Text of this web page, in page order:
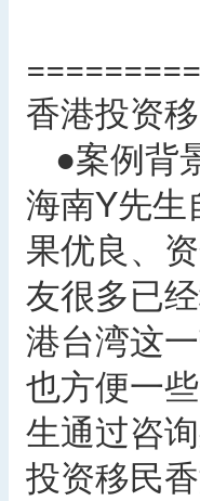
香港投资
●案例背
海南Y先
果优良、
友很多已
港台湾这
也方便一
生通过咨
投资移民香